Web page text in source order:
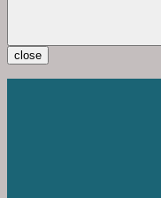
close